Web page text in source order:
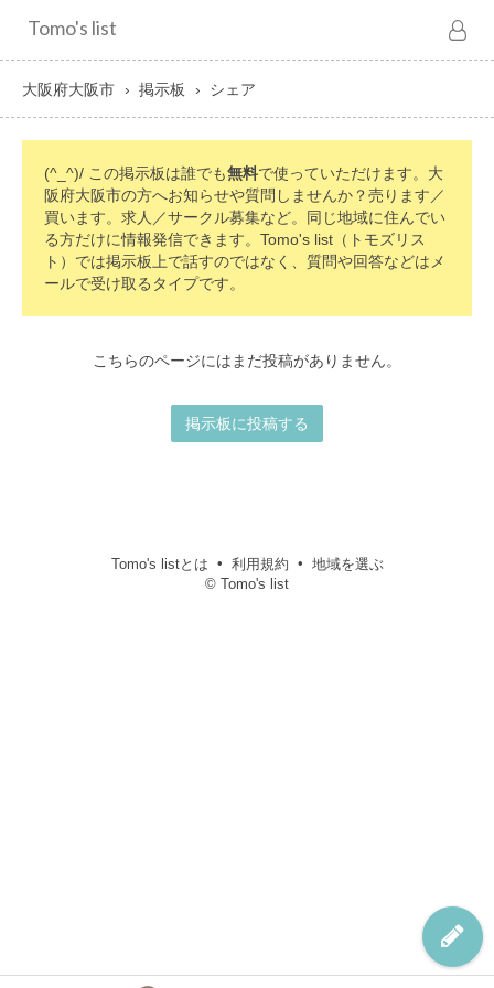
Tomo's list
大阪府大阪市 掲示板 シェア
(^_^)/ この掲示板は誰でも無料で使っていただけます。大
阪府大阪市の方へお知らせや質問しませんか？売ります／
買います。求人／サークル募集など。同じ地域に住んでい
る方だけに情報発信できます。Tomo's list（トモズリス
ト）では掲示板上で話すのではなく、質問や回答などはメ
ールで受け取るタイプです。
こちらのページにはまだ投稿がありません。
掲示板に投稿する
Tomo's listとは 利用規約
地域を選ぶ
© Tomo's list